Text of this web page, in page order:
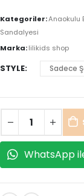
Kategoriler:Anaokulu
Sandalyesi
Marka:lilikids shop
STYLE Sadece
WhatsApp